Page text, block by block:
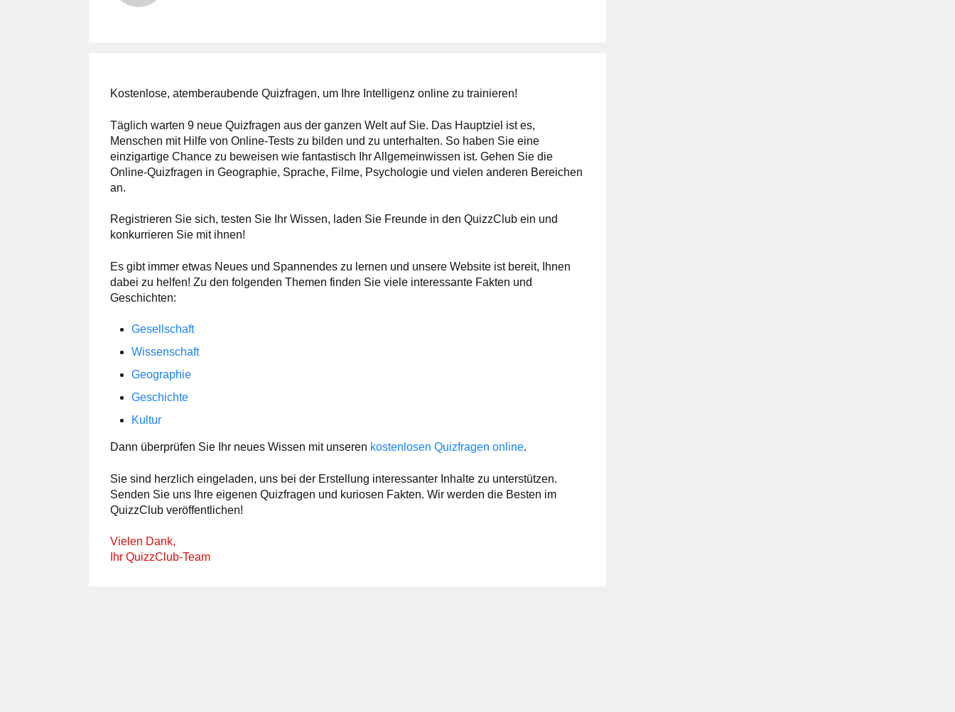
Kostenlose, atemberaubende Quizfragen, um Ihre Intelligenz online zu trainieren!
Täglich warten 9 neue Quizfragen aus der ganzen Welt auf Sie. Das Hauptziel ist es,
Menschen mit Hilfe von Online-Tests zu bilden und zu unterhalten. So haben Sie eine
einzigartige Chance zu beweisen wie fantastisch Ihr Allgemeinwissen ist. Gehen Sie die
Online-Quizfragen in Geographie, Sprache, Filme, Psychologie und vielen anderen Bereichen
an.
Registrieren Sie sich, testen Sie Ihr Wissen, laden Sie Freunde in den QuizzClub ein und
konkurrieren Sie mit ihnen!
Es gibt immer etwas Neues und Spannendes zu lernen und unsere Website ist bereit, Ihnen
dabei zu helfen! Zu den folgenden Themen finden Sie viele interessante Fakten und
Geschichten:
Gesellschaft
Wissenschaft
Geographie
Geschichte
Kultur
Dann überprüfen Sie Ihr neues Wissen mit unseren kostenlosen Quizfragen online.
Sie sind herzlich eingeladen, uns bei der Erstellung interessanter Inhalte zu unterstützen.
Senden Sie uns Ihre eigenen Quizfragen und kuriosen Fakten. Wir werden die Besten im
QuizzClub veröffentlichen!
Vielen Dank,
Ihr QuizzClub-Team